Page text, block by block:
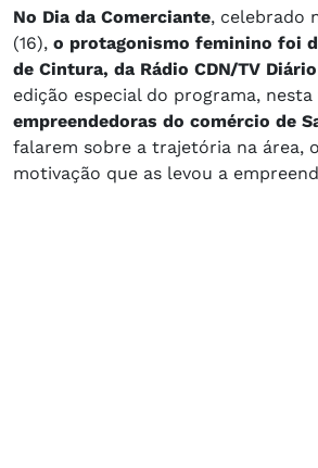
No Dia da Comerciante, celebrado
(16), o protagonismo feminino foi
de Cintura, da Rádio CDN/TV
edição especial do programa,
empreendedoras do comércio de
falarem sobre a trajetória na área,
motivação que as levou a